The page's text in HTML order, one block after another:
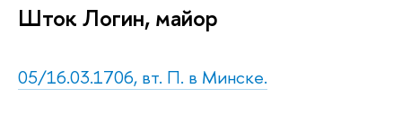
Шток Логин, майор
05/16.03.1706, вт. П. в Минске.